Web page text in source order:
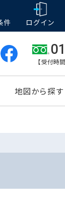
件 ログイン
【受付時
地図から探す